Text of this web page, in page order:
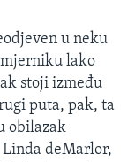
u neku
lako
stoji između
puta, pak, ta
obilazak
deMarlor,